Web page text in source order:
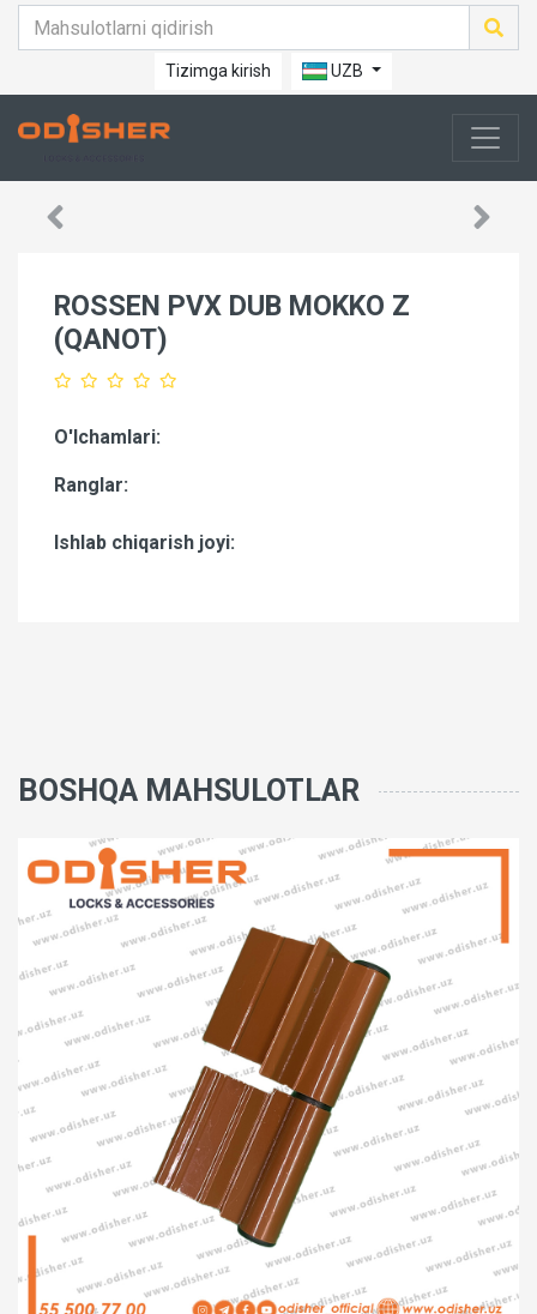
Tizimga kirish UZB
ROSSEN PVX DUB MOKKO Z
(QANOT)
O'lchamlari:
Ranglar:
Ishlab chiqarish joyi:
BOSHQA MAHSULOTLAR